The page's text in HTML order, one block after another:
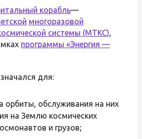
корабль—
многоразовой
системы (МТКС),
программы «Энергия —
для:
орбиты, обслуживания на них
на Землю космических
и грузов;